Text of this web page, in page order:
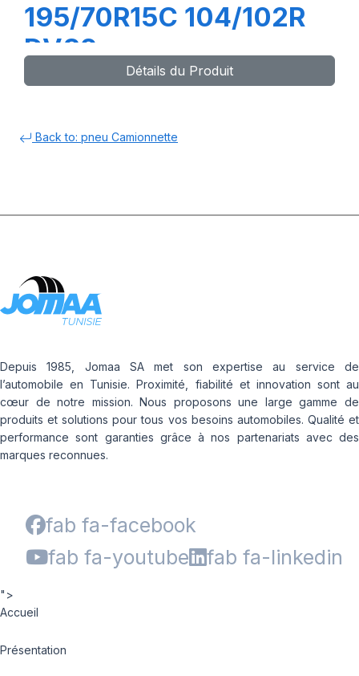
195/70R15C 104/102R
DV82
Détails du Produit
Back to: pneu Camionnette
Depuis 1985, Jomaa SA met son expertise au service de
l’automobile en Tunisie. Proximité, fiabilité et innovation sont au
cœur de notre mission. Nous proposons une large gamme de
produits et solutions pour tous vos besoins automobiles. Qualité et
performance sont garanties grâce à nos partenariats avec des
marques reconnues.
fab fa-facebook
fab fa-youtube
fab fa-linkedin
">
Accueil
Présentation